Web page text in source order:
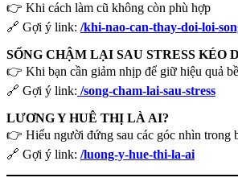
👉 Khi cách làm cũ không còn phù hợp
🔗 Gợi ý link: /khi-nao-can-thay-doi-loi-
SỐNG CHẬM LẠI SAU STRESS KÉO
👉 Khi bạn cần giảm nhịp để giữ hiệu quả
🔗 Gợi ý link: /song-cham-lai-sau-stress
LƯƠNG Y HUÊ THỊ LÀ AI?
👉 Hiểu người đứng sau các góc nhìn trong
🔗 Gợi ý link: /luong-y-hue-thi-la-ai